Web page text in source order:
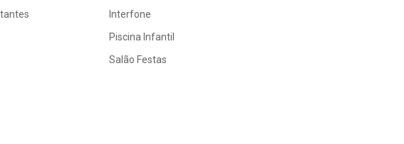
Interfone
Piscina Infantil
Salão Festas